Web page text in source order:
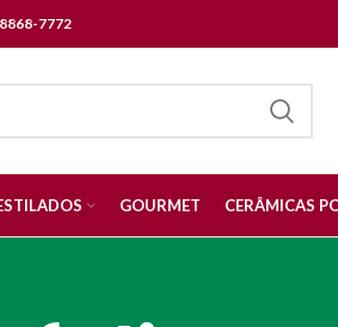
7772
GOURMET CERÂMICAS